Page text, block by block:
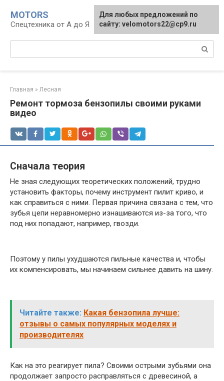
контенту
MOTORS
Спецтехника от А до Я
Главная » Лесная
Ремонт тормоза бензопилы своими руками
видео
Сначала теория
Не зная следующих теоретических положений, трудно
установить факторы, почему инструмент пилит криво, и
как справиться с ними. Первая причина связана с тем, что
зубья цепи неравномерно изнашиваются из-за того, что
под них попадают, например, гвозди.
Поэтому у пилы ухудшаются пильные качества и, чтобы
их компенсировать, мы начинаем сильнее давить на шину.
Читайте также: Какая бензопила лучше:
отзывы о самых популярных моделях и
производителях
Как на это реагирует пила? Своими острыми зубьями она
продолжает запросто расправляться с древесиной, а
Для любых предложений по
сайту: velomotors22@cp9.ru